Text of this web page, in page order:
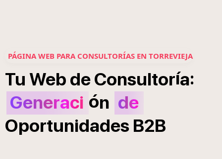
PÁGINA WEB PARA CONSULTORÍAS EN TORREVIEJA
Tu Web deConsultoría:
Generaci ón de
Oportunidades B2B